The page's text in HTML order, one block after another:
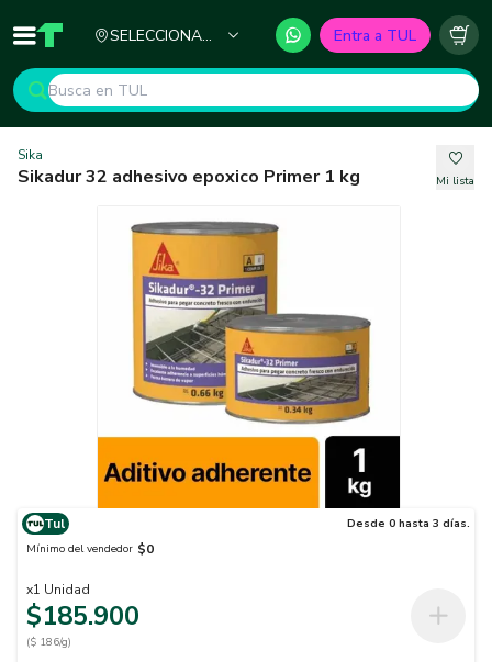
Inicio TUL - Tu Marketplace de Construcción
SELECCIONA
Entra a TUL
Sika
Sikadur 32 adhesivo epoxico Primer 1 kg Mi lista
Tul
Desde 0 hasta 3 días.
Mínimo del vendedor $0
x1 Unidad
$185.900
($ 186/g)